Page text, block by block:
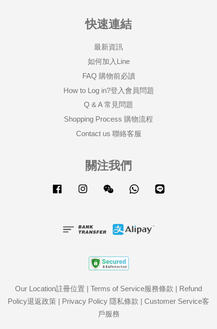
快速連結
最新資訊
如何加入Line
FAQ 購物前必讀
How to Log in?登入會員問題
Q & A 常見問題
Shopping Process 購物流程
Contact us 聯絡客服
關注我們
Facebook Instagram Wechat Whatsapp
Our Location註冊位置 | Terms of Service服務條款 | Refund
Policy退返政策 | Privacy Policy 隱私條款 | Customer Service客
戶服務